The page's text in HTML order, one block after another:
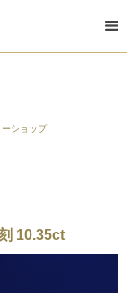
ショップ
10.35ct